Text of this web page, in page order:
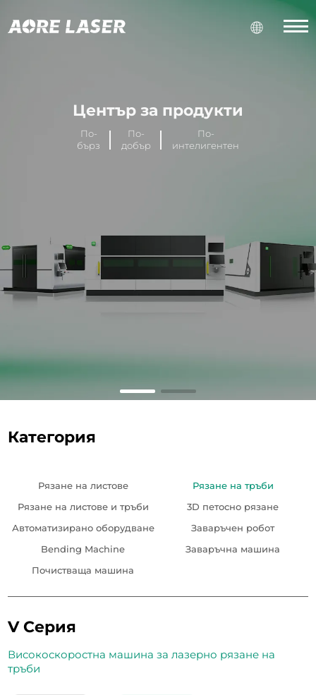
Център за продукти
По-
бърз
По-
добър
По-
интелигентен
Категория
Рязане на листове
Рязане на тръби
Рязане на листове и тръби
3D петосно рязане
Автоматизирано оборудване
Заваръчен робот
Bending Machine
Заваръчна машина
Почистваща машина
V Серия
Високоскоростна машина за лазерно рязане на
тръби